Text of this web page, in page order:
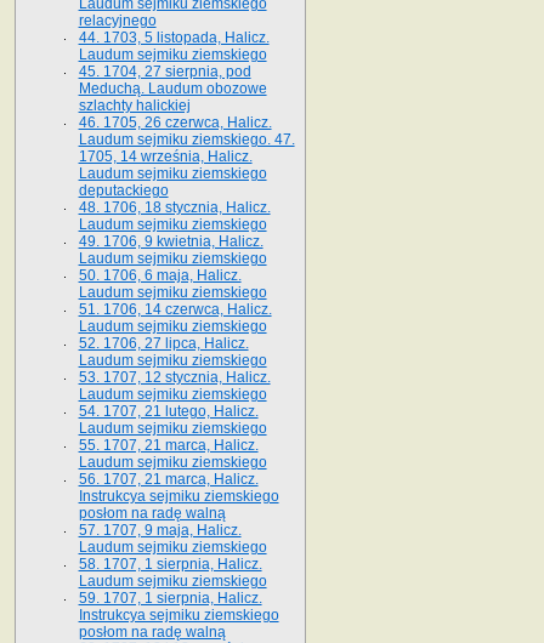
Laudum sejmiku ziemskiego
relacyjnego
44. 1703, 5 listopada, Halicz.
Laudum sejmiku ziemskiego
45. 1704, 27 sierpnia, pod
Meduchą. Laudum obozowe
szlachty halickiej
46. 1705, 26 czerwca, Halicz.
Laudum sejmiku ziemskiego. 47.
1705, 14 września, Halicz.
Laudum sejmiku ziemskiego
deputackiego
48. 1706, 18 stycznia, Halicz.
Laudum sejmiku ziemskiego
49. 1706, 9 kwietnia, Halicz.
Laudum sejmiku ziemskiego
50. 1706, 6 maja, Halicz.
Laudum sejmiku ziemskiego
51. 1706, 14 czerwca, Halicz.
Laudum sejmiku ziemskiego
52. 1706, 27 lipca, Halicz.
Laudum sejmiku ziemskiego
53. 1707, 12 stycznia, Halicz.
Laudum sejmiku ziemskiego
54. 1707, 21 lutego, Halicz.
Laudum sejmiku ziemskiego
55. 1707, 21 marca, Halicz.
Laudum sejmiku ziemskiego
56. 1707, 21 marca, Halicz.
Instrukcya sejmiku ziemskiego
posłom na radę walną
57. 1707, 9 maja, Halicz.
Laudum sejmiku ziemskiego
58. 1707, 1 sierpnia, Halicz.
Laudum sejmiku ziemskiego
59. 1707, 1 sierpnia, Halicz.
Instrukcya sejmiku ziemskiego
posłom na radę walną